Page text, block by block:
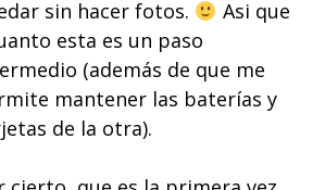
sin hacer fotos.
Asi que
esta es un paso
(además de que me
mantener las baterías y
de la otra).